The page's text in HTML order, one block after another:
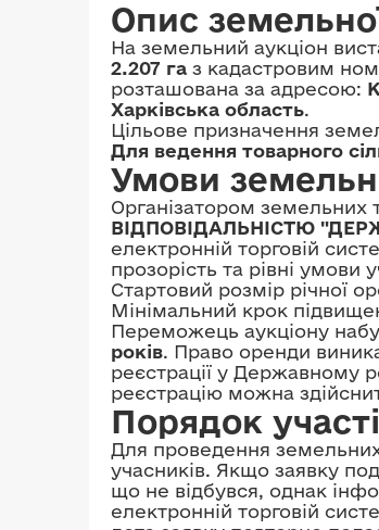
Опис
На земельний аукціон
2.207 га з кадастровим
розташована за адресою:
Харківська область.
Цільове призначення
Для ведення товарного
Умови
Організатором земельних
ВІДПОВІДАЛЬНІСТЮ
електронній торговій
прозорість та рівні умови
Стартовий розмір річної
Мінімальний крок
Переможець аукціону
років. Право оренди
реєстрації у Державному
реєстрацію можна
Порядок
Для проведення
учасників. Якщо заявку
що не відбувся, однак
електронній торговій